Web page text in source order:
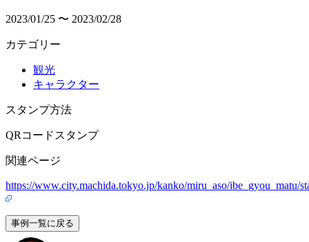
2023/01/25 〜 2023/02/28
カテゴリー
観光
キャラクター
スタンプ方法
QRコードスタンプ
関連ページ
https://www.city.machida.tokyo.jp/kanko/miru_aso/ibe_gyou_matu/
事例一覧に戻る